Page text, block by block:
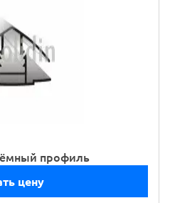
профиль
цену